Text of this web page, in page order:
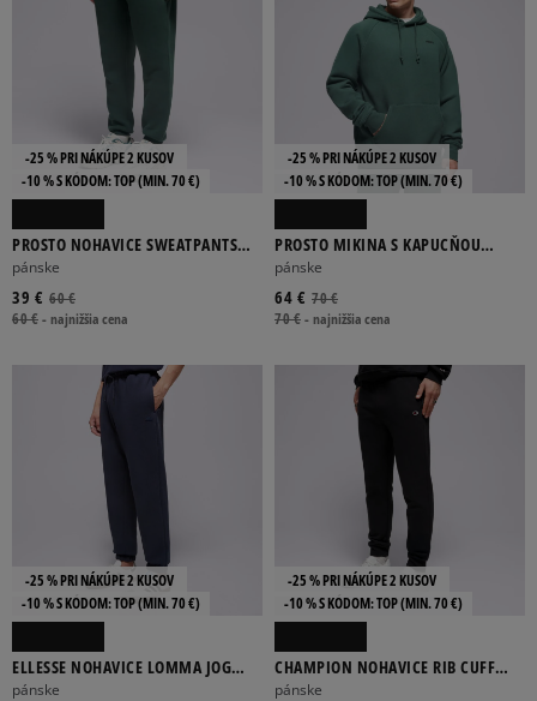
-10 % S KÓDOM: TOP (MIN. 70 €)
-25 % PRI NÁKÚPE 2 KUSOV
PROSTO NOHAVICE SWEATPANTS
DARN WASHED GREEN
pánske
60 €
39 €
60 €-najnižšia cena
-10 % S KÓDOM: TOP (MIN. 70 €)
-25 % PRI NÁKÚPE 2 KUSOV
PROSTO MIKINA S KAPUCŇOU
HOODIE SKIZZLE WASHED GREEN
pánske
70 €
64 €
70 €-najnižšia cena
-10 % S KÓDOM: TOP (MIN. 70 €)
-25 % PRI NÁKÚPE 2 KUSOV
ELLESSE NOHAVICE LOMMA JOG
PANT NAVY MN
pánske
-10 % S KÓDOM: TOP (MIN. 70 €)
-25 % PRI NÁKÚPE 2 KUSOV
CHAMPION NOHAVICE RIB CUFF
PANTS
pánske